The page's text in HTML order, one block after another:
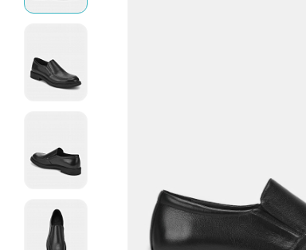
Капсула
Адреса магазинов